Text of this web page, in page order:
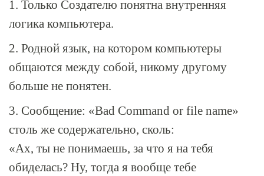
1. Только Создателю понятна внутренняя
логика компьютера.
2. Родной язык, на котором компьютеры
общаются между собой, никому другому
больше не понятен.
3. Сообщение: «Bad Command or file name»
столь же содержательно, сколь:
«Ах, ты не понимаешь, за что я на тебя
обиделась? Ну, тогда я вообще тебе